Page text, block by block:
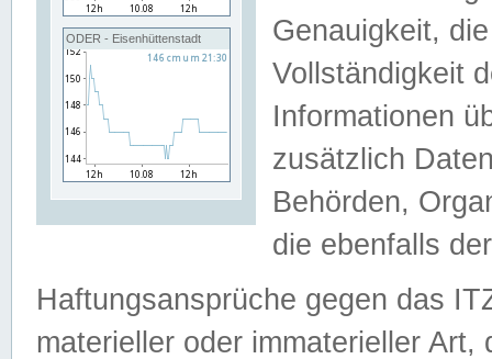
ODER - Eisenhüttenstadt
Genauigkeit,
Vollständigkeit
Informationen
zusätzlich
Behörden,
die ebenfalls
Haftungsansprüche gegen das
materieller oder immaterieller